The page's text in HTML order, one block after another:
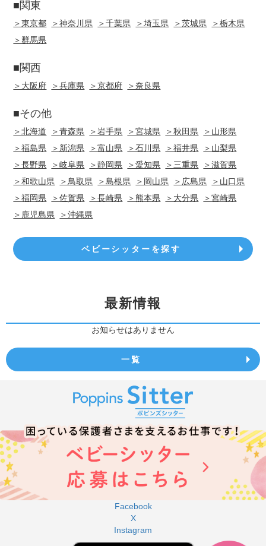
■関東
＞東京都 ＞神奈川県 ＞千葉県 ＞埼玉県 ＞茨城県
＞栃木県
＞群馬県
■関西
＞大阪府 ＞兵庫県 ＞京都府 ＞奈良県
■その他
＞北海道 ＞青森県 ＞岩手県 ＞宮城県 ＞秋田県
＞山形県
＞福島県
＞新潟県 ＞富山県 ＞石川県 ＞福井県
＞山梨県
＞長野県
＞岐阜県 ＞静岡県 ＞愛知県 ＞三重県
＞滋賀県
＞和歌山県
＞鳥取県 ＞島根県 ＞岡山県 ＞広島県
＞山口県
＞福岡県
＞佐賀県 ＞長崎県 ＞熊本県 ＞大分県
＞宮崎県
＞鹿児島県
＞沖縄県
ベビーシッターを探す
最新情報
お知らせはありません
一覧
Facebook
X
Instagram